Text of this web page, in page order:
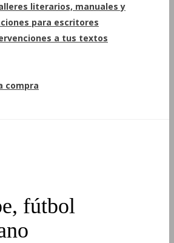
literarios, manuales y
para escritores
a tus textos
compra
fútbol